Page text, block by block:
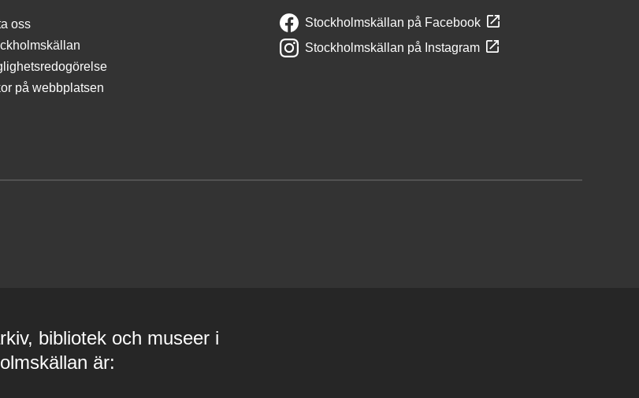
oss
på webbplatsen
Stockholmskällan på Facebook
Stockholmskällan på Instagram
bibliotek och museer i
är: